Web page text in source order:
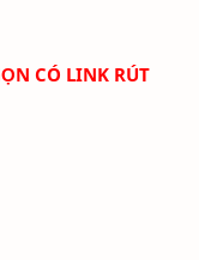
CÓ LINK RÚT